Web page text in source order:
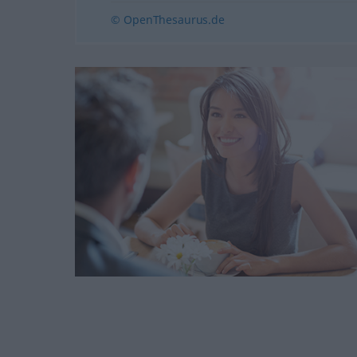
© OpenThesaurus.de